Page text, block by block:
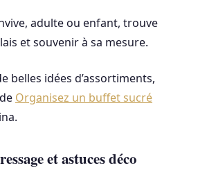
adulte ou enfant, trouve
et souvenir à sa mesure.
belles idées d’assortiments,
Organisez un buffet sucré
et astuces déco